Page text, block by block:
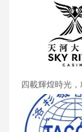
四載輝煌時光，
慶一整月